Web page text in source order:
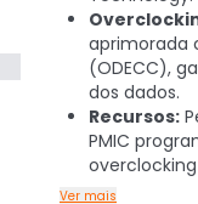
aprimorada
(ODECC),
dos dados.
Recursos:
PMIC
Ver mais